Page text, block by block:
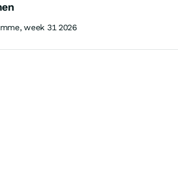
week 31 2026